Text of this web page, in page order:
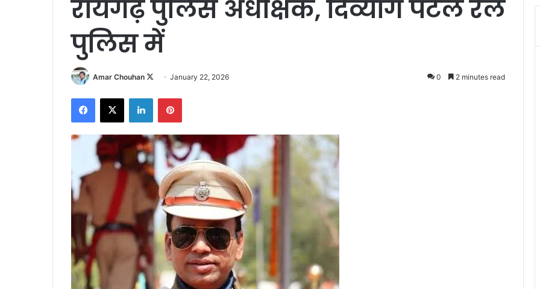
रायगढ़ पुलिस अधीक्षक, दिव्यांग पटेल रेल
पुलिस में
Amar Chouhan
FollowJanuary 22, 2026 0 2 minutes read
Facebook
X LinkedInPinterest